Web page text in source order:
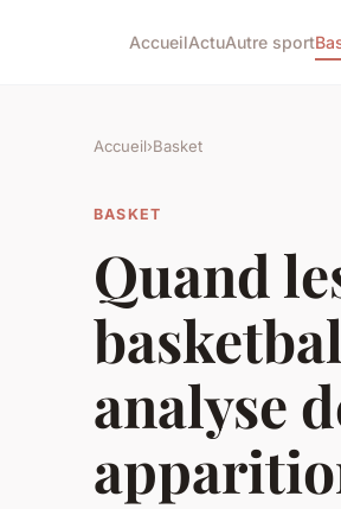
AccueilActuAutre sport
Accueil›Basket
BASKET
Quand
analyse